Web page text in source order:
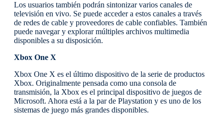
Los usuarios también podrán sintonizar varios canales de
televisión en vivo. Se puede acceder a estos canales a través
de redes de cable y proveedores de cable confiables. También
puede navegar y explorar múltiples archivos multimedia
disponibles a su disposición.
Xbox One X
Xbox One X es el último dispositivo de la serie de productos
Xbox. Originalmente pensada como una consola de
transmisión, la Xbox es el principal dispositivo de juegos de
Microsoft. Ahora está a la par de Playstation y es uno de los
sistemas de juego más grandes disponibles.